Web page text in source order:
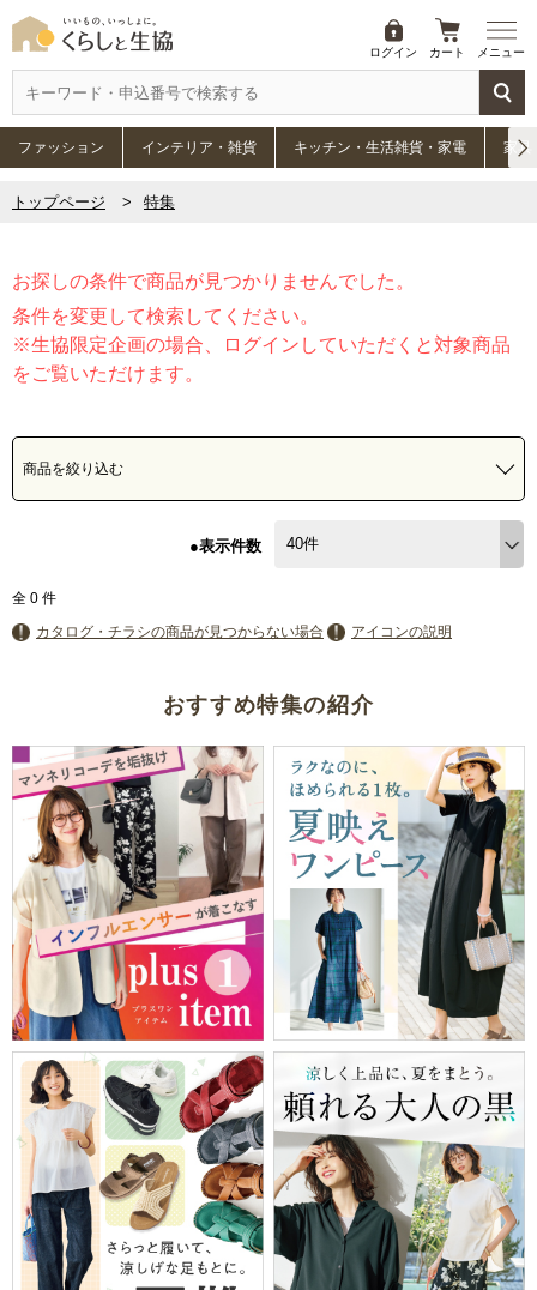
ログイン カート メニュー
ファッション インテリア・雑貨 キッチン・生活雑貨・家電 家具
トップページ 特集
お探しの条件で商品が見つかりませんでした。
条件を変更して検索してください。
※生協限定企画の場合、ログインしていただくと対象商品
をご覧いただけます。
商品を絞り込む
●表示件数
全 0 件
カタログ・チラシの商品が見つからない場合
アイコンの説明
おすすめ特集の紹介